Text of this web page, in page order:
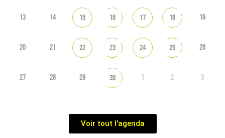
13 14 15 16 17 18 19
20 21 22 23 24 25 26
27 28 29 30 1 2 3
Voir tout l'agenda